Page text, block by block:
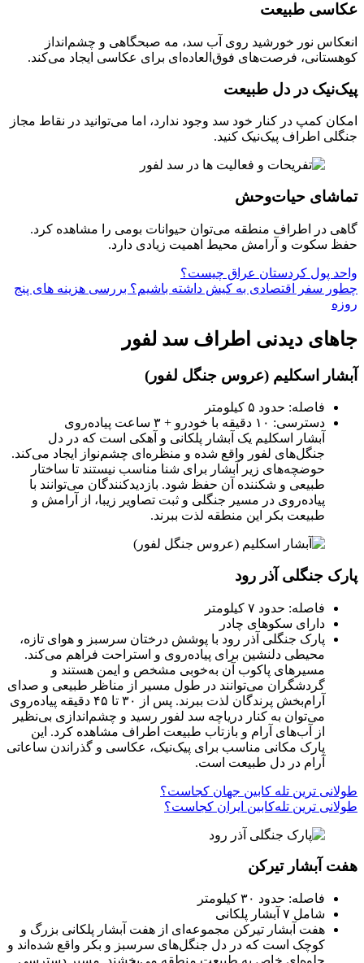
عکاسی طبیعت
انعکاس نور خورشید روی آب سد، مه صبحگاهی و چشم‌انداز
کوهستانی، فرصت‌های فوق‌العاده‌ای برای عکاسی ایجاد می‌کند.
پیک‌نیک در دل طبیعت
امکان کمپ در کنار خود سد وجود ندارد، اما می‌توانید در نقاط مجاز
جنگلی اطراف پیک‌نیک کنید.
تماشای حیات‌وحش
گاهی در اطراف منطقه می‌توان حیوانات بومی را مشاهده کرد.
حفظ سکوت و آرامش محیط اهمیت زیادی دارد.
واحد پول کردستان عراق چیست؟
چطور سفر اقتصادی به کیش داشته باشیم؟ بررسی هزینه‌ های پنج
روزه
جاهای دیدنی اطراف سد لفور
آبشار اسکلیم (عروس جنگل لفور)
فاصله: حدود ۵ کیلومتر
دسترسی: ۱۰ دقیقه با خودرو + ۳ ساعت پیاده‌روی
آبشار اسکلیم یک آبشار پلکانی و آهکی است که در دل
جنگل‌های لفور واقع شده و منظره‌ای چشم‌نواز ایجاد می‌کند.
حوضچه‌های زیر آبشار برای شنا مناسب نیستند تا ساختار
طبیعی و شکننده آن حفظ شود. بازدیدکنندگان می‌توانند با
پیاده‌روی در مسیر جنگلی و ثبت تصاویر زیبا، از آرامش و
طبیعت بکر این منطقه لذت ببرند.
پارک جنگلی آذر رود
فاصله: حدود ۷ کیلومتر
دارای سکوهای چادر
پارک جنگلی آذر رود با پوشش درختان سرسبز و هوای تازه،
محیطی دلنشین برای پیاده‌روی و استراحت فراهم می‌کند.
مسیرهای پاکوب آن به‌خوبی مشخص و ایمن هستند و
گردشگران می‌توانند در طول مسیر از مناظر طبیعی و صدای
آرام‌بخش پرندگان لذت ببرند. پس از ۳۰ تا ۴۵ دقیقه پیاده‌روی
می‌توان به کنار دریاچه سد لفور رسید و چشم‌اندازی بی‌نظیر
از آب‌های آرام و بازتاب طبیعت اطراف مشاهده کرد. این
پارک مکانی مناسب برای پیک‌نیک، عکاسی و گذراندن ساعاتی
آرام در دل طبیعت است.
طولانی ترین تله کابین جهان کجاست؟
طولانی‌ ترین تله‌کابین ایران کجاست؟
هفت آبشار تیرکن
فاصله: حدود ۳۰ کیلومتر
شامل ۷ آبشار پلکانی
هفت آبشار تیرکن مجموعه‌ای از هفت آبشار پلکانی بزرگ و
کوچک است که در دل جنگل‌های سرسبز و بکر واقع شده‌اند و